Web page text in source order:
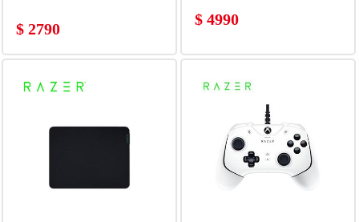
$ 2790
$ 4990